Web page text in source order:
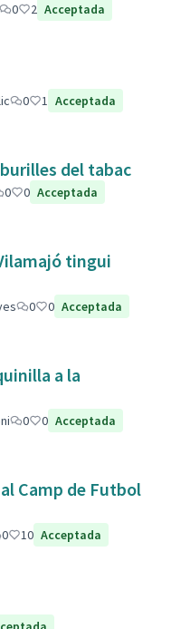
0 2 Acceptada
0 1 Acceptada
del tabac
0 0 Acceptada
tingui
0 0 Acceptada
a la
0 0 Acceptada
Camp de Futbol
0 10 Acceptada